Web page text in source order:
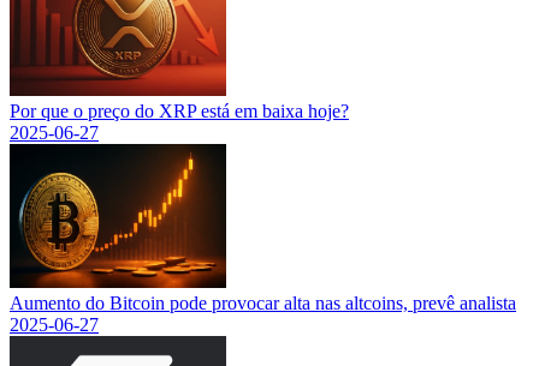
Por que o preço do XRP está em baixa hoje?
2025-06-27
Aumento do Bitcoin pode provocar alta nas altcoins, prevê analista
2025-06-27